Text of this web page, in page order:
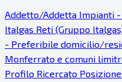
Addetto/Addetta Impianti -
Italgas Reti (Gruppo
- Preferibile domicilio/
Monferrato e comuni
Profilo Ricercato